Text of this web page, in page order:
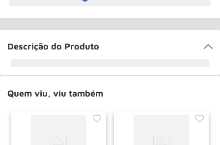
Descrição do Produto
Quem viu, viu também